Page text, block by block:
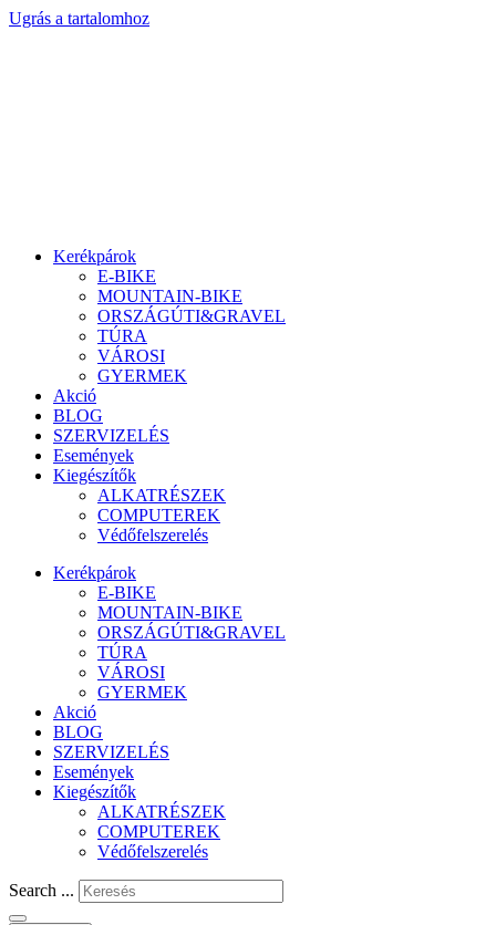
Ugrás a tartalomhoz
Kerékpárok
E-BIKE
MOUNTAIN-BIKE
ORSZÁGÚTI&GRAVEL
TÚRA
VÁROSI
GYERMEK
Akció
BLOG
SZERVIZELÉS
Események
Kiegészítők
ALKATRÉSZEK
COMPUTEREK
Védőfelszerelés
Kerékpárok
E-BIKE
MOUNTAIN-BIKE
ORSZÁGÚTI&GRAVEL
TÚRA
VÁROSI
GYERMEK
Akció
BLOG
SZERVIZELÉS
Események
Kiegészítők
ALKATRÉSZEK
COMPUTEREK
Védőfelszerelés
Search ...